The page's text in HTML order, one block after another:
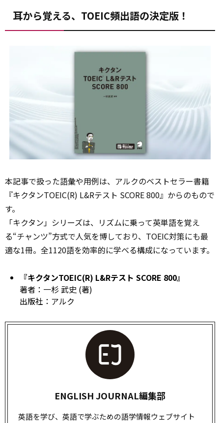
耳から覚える、TOEIC頻出語の決定版！
本記事で扱った語彙や用例は、アルクのベストセラー書籍
『キクタンTOEIC(R) L&Rテスト SCORE 800』からのもので
す。
「キクタン」シリーズは、リズムに乗って英単語を覚え
る“チャンツ”方式で人気を博しており、TOEIC対策にも最
適な1冊。全1120語を効率的に学べる構成になっています。
『キクタンTOEIC(R) L&Rテスト SCORE 800』
著者：一杉 武史 (著)
出版社：アルク
ENGLISH JOURNAL編集部
英語を学び、英語で学ぶための語学情報ウェブサイト